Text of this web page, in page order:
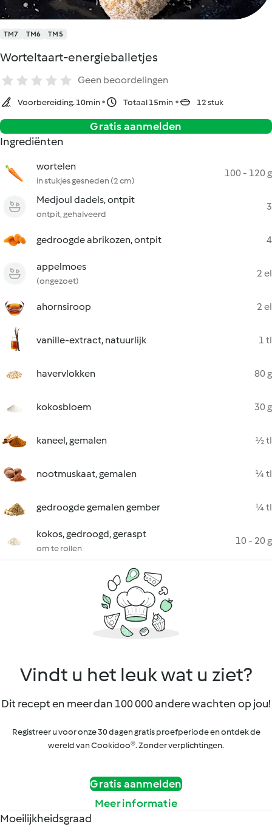
TM7 TM6 TM5
Worteltaart-energieballetjes
Geen beoordelingen
Voorbereiding. 10min Totaal 15min 12 stuk
Gratis aanmelden
Ingrediënten
wortelen
in stukjes gesneden (2 cm)
100 - 120 g
Medjoul dadels, ontpit
ontpit, gehalveerd
3
gedroogde abrikozen, ontpit 4
appelmoes
(ongezoet)
2 el
ahornsiroop 2 el
vanille-extract, natuurlijk 1 tl
havervlokken 80 g
kokosbloem 30 g
kaneel, gemalen ½ tl
nootmuskaat, gemalen ¼ tl
gedroogde gemalen gember ¼ tl
kokos, gedroogd, geraspt
om te rollen
10 - 20 g
Vindt u het leuk wat u ziet?
Dit recept en meer dan 100 000 andere wachten op jou!
Registreer u voor onze 30 dagen gratis proefperiode en ontdek de
wereld van Cookidoo®. Zonder verplichtingen.
Gratis aanmelden
Meer informatie
Moeilijkheidsgraad